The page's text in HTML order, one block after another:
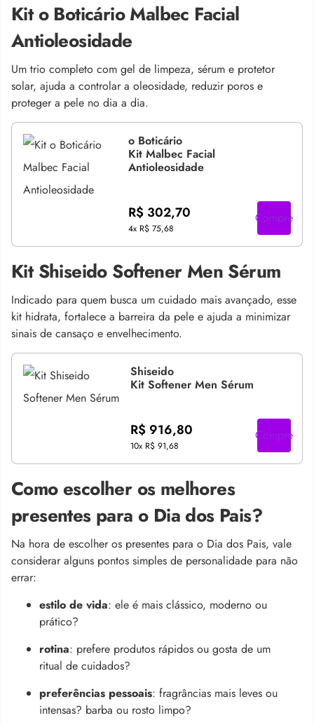
Kit o Boticário Malbec Facial
Antioleosidade
Um trio completo com gel de limpeza, sérum e protetor
solar, ajuda a controlar a oleosidade, reduzir poros e
proteger a pele no dia a dia.
o Boticário
Kit Malbec Facial
Antioleosidade
R$ 302,70
4x R$ 75,68
Compre
Kit Shiseido Softener Men Sérum
Indicado para quem busca um cuidado mais avançado, esse
kit hidrata, fortalece a barreira da pele e ajuda a minimizar
sinais de cansaço e envelhecimento.
Shiseido
Kit Softener Men Sérum
R$ 916,80
10x R$ 91,68
Compre
Como escolher os melhores
presentes para o Dia dos Pais?
Na hora de escolher os presentes para o Dia dos Pais, vale
considerar alguns pontos simples de personalidade para não
errar:
estilo de vida: ele é mais clássico, moderno ou
prático?
rotina: prefere produtos rápidos ou gosta de um
ritual de cuidados?
preferências pessoais: fragrâncias mais leves ou
intensas? barba ou rosto limpo?